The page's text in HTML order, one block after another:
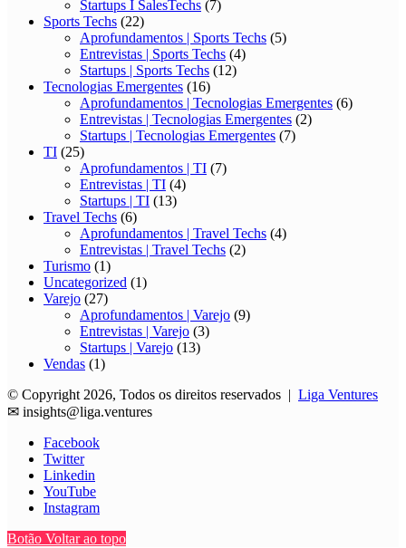
Startups I SalesTechs (7)
Sports Techs (22)
Aprofundamentos | Sports Techs (5)
Entrevistas | Sports Techs (4)
Startups | Sports Techs (12)
Tecnologias Emergentes (16)
Aprofundamentos | Tecnologias Emergentes (6)
Entrevistas | Tecnologias Emergentes (2)
Startups | Tecnologias Emergentes (7)
TI (25)
Aprofundamentos | TI (7)
Entrevistas | TI (4)
Startups | TI (13)
Travel Techs (6)
Aprofundamentos | Travel Techs (4)
Entrevistas | Travel Techs (2)
Turismo (1)
Uncategorized (1)
Varejo (27)
Aprofundamentos | Varejo (9)
Entrevistas | Varejo (3)
Startups | Varejo (13)
Vendas (1)
© Copyright 2026, Todos os direitos reservados | Liga Ventures
✉ insights@liga.ventures
Facebook
Twitter
Linkedin
YouTube
Instagram
Botão Voltar ao topo